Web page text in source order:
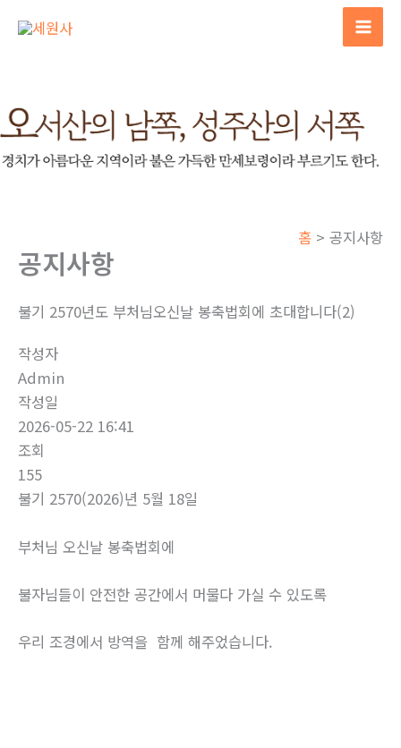
건
너
뛰
Main
홈 공지사항
공지사항
불기 2570년도 부처님오신날 봉축법회에 초대합니다(2)
작성자
Admin
작성일
2026-05-22 16:41
조회
155
불기 2570(2026)년 5월 18일
부처님 오신날 봉축법회에
불자님들이 안전한 공간에서 머물다 가실 수 있도록
우리 조경에서 방역을 함께 해주었습니다.